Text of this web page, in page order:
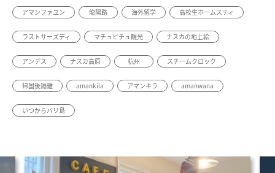
アマンファユン 龍陽路 海外留学 高校生ホームスティ
ラストサーズディ マチュピチュ観光 ナスカの地上絵
アンデス ナスカ高原 杭州 スチームクロック
帰国後隔離 amankila アマンキラ amanwana
いつからバリ島